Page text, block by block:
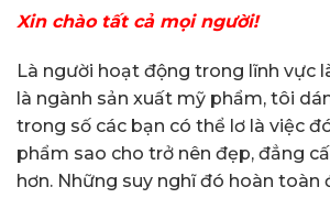
Xin chào tất cả mọi người!
Là người hoạt động trong lĩnh vực
là ngành sản xuất mỹ phẩm, tôi
trong số các bạn có thể lơ là việc
phẩm sao cho trở nên đẹp, đẳng
hơn. Những suy nghĩ đó hoàn toàn